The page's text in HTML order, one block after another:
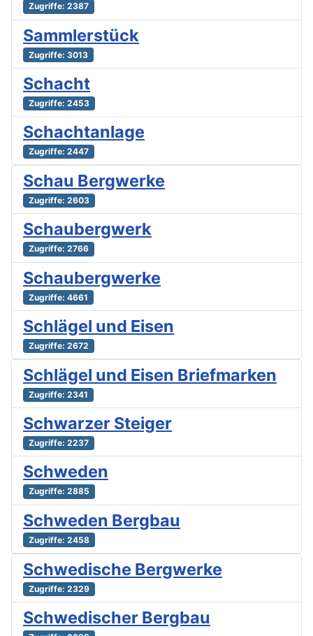
Zugriffe: 2387
Sammlerstück
Zugriffe: 3013
Schacht
Zugriffe: 2453
Schachtanlage
Zugriffe: 2447
Schau Bergwerke
Zugriffe: 2603
Schaubergwerk
Zugriffe: 2766
Schaubergwerke
Zugriffe: 4661
Schlägel und Eisen
Zugriffe: 2672
Schlägel und Eisen Briefmarken
Zugriffe: 2341
Schwarzer Steiger
Zugriffe: 2237
Schweden
Zugriffe: 2885
Schweden Bergbau
Zugriffe: 2458
Schwedische Bergwerke
Zugriffe: 2329
Schwedischer Bergbau